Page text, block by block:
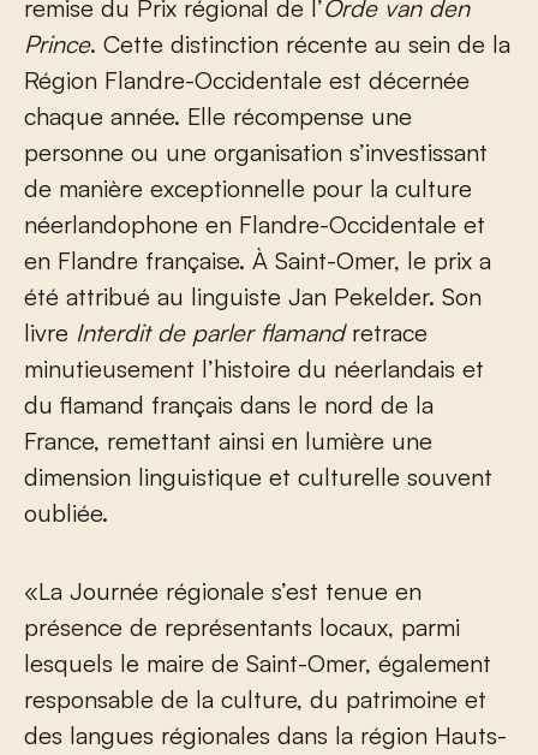
remise du Prix régional de l’Orde van den
Prince. Cette distinction récente au sein de la
Région Flandre-Occidentale est décernée
chaque année. Elle récompense une
personne ou une organisation s’investissant
de manière exceptionnelle pour la culture
néerlandophone en Flandre-Occidentale et
en Flandre française. À Saint-Omer, le prix a
été attribué au linguiste Jan Pekelder. Son
livre Interdit de parler flamandretrace
minutieusement l’histoire du néerlandais et
du flamand français dans le nord de la
France, remettant ainsi en lumière une
dimension linguistique et culturelle souvent
oubliée.
«La Journée régionale s’est tenue en
présence de représentants locaux, parmi
lesquels le maire de Saint-Omer, également
responsable de la culture, du patrimoine et
des langues régionales dans la région Hauts-